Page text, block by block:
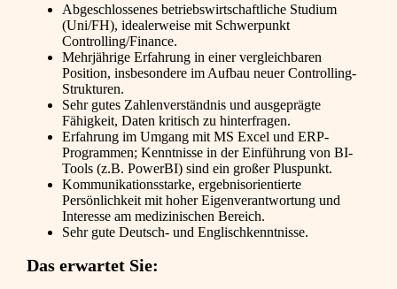
Abgeschlossenes betriebswirtschaftliche Studium
(Uni/FH), idealerweise mit Schwerpunkt
Controlling/Finance.
Mehrjährige Erfahrung in einer vergleichbaren
Position, insbesondere im Aufbau neuer Controlling-
Strukturen.
Sehr gutes Zahlenverständnis und ausgeprägte
Fähigkeit, Daten kritisch zu hinterfragen.
Erfahrung im Umgang mit MS Excel und ERP-
Programmen; Kenntnisse in der Einführung von BI-
Tools (z.B. PowerBI) sind ein großer Pluspunkt.
Kommunikationsstarke, ergebnisorientierte
Persönlichkeit mit hoher Eigenverantwortung und
Interesse am medizinischen Bereich.
Sehr gute Deutsch- und Englischkenntnisse.
Das erwartet Sie: